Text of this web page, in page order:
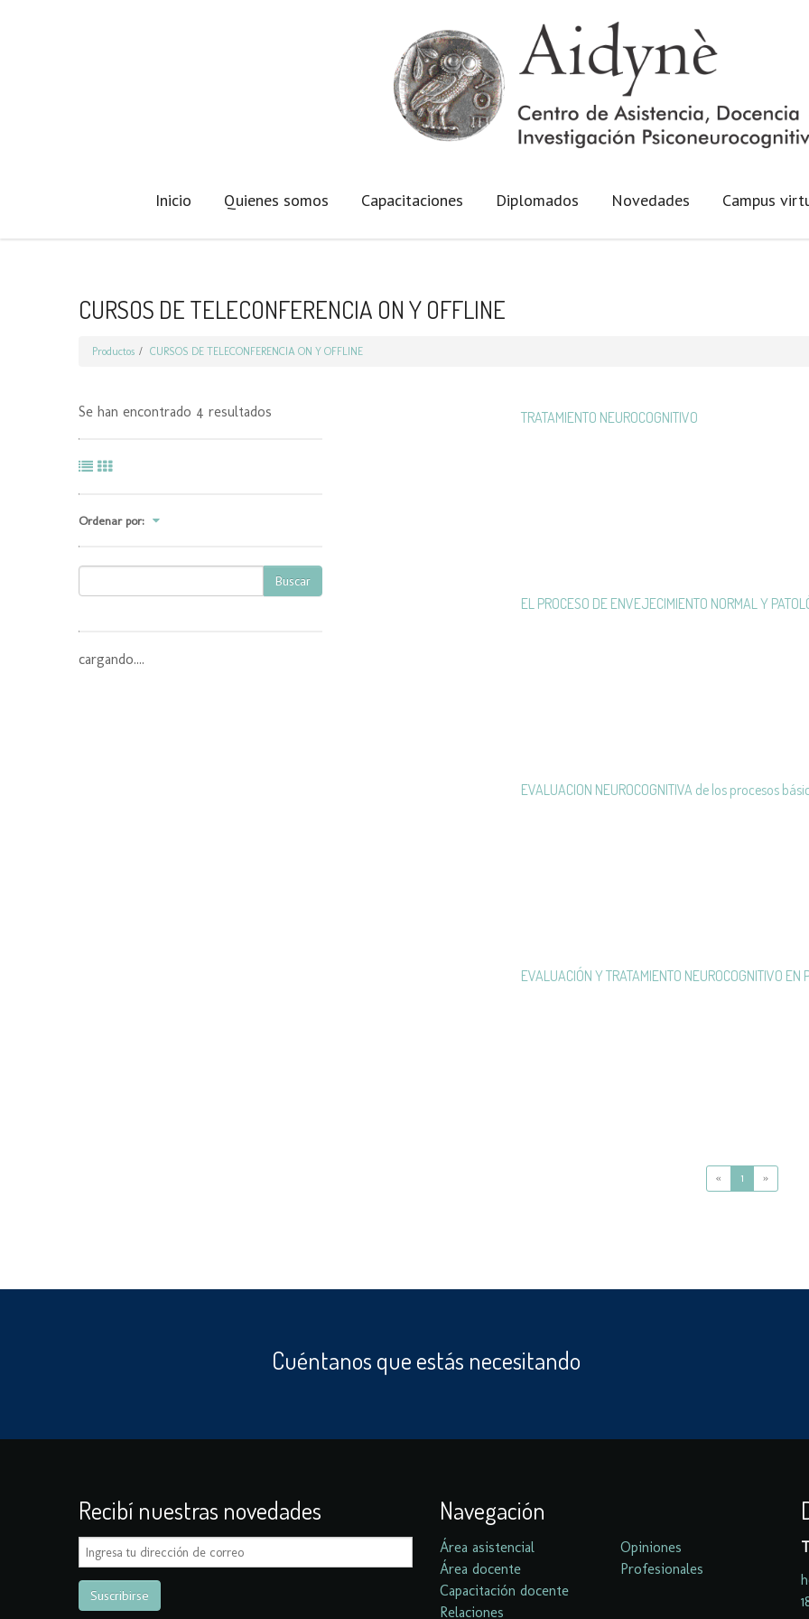
Inicio Quienes somos Capacitaciones Diplomados Novedades Campus
CURSOS DE TELECONFERENCIA ON Y OFFLINE
Productos CURSOS DE TELECONFERENCIA ON Y OFFLINE
Se han encontrado 4 resultados
Ordenar por:
Buscar
cargando....
TRATAMIENTO NEUROCOGNITIVO
EL PROCESO DE ENVEJECIMIENTO NORMAL Y
EVALUACION NEUROCOGNITIVA de los procesos
EVALUACIÓN Y TRATAMIENTO NEUROCOGNITIVO EN
« 1 »
Cuéntanos que estás necesitando
Recibí nuestras novedades Navegación
Área asistencial
Área docente
Capacitación docente
Relaciones
Opiniones
Profesionales